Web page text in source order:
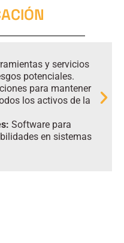
y servicios
potenciales.
para mantener
los activos de la
Software para
en sistemas